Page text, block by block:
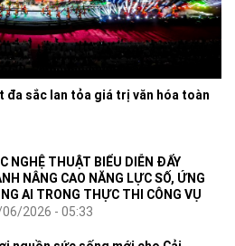
đa sắc lan tỏa giá trị văn hóa toàn
NGHỆ THUẬT BIỂU DIỄN ĐẨY
NÂNG CAO NĂNG LỰC SỐ, ỨNG
AI TRONG THỰC THI CÔNG VỤ
2026 - 05:33